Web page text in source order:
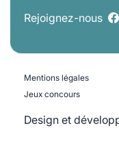
Rejoignez-nous
Mentions légales
Jeux concours
Design et